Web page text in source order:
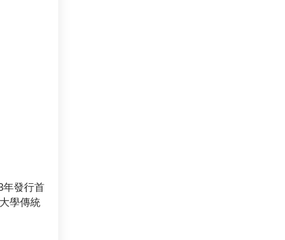
年發行首
學傳統